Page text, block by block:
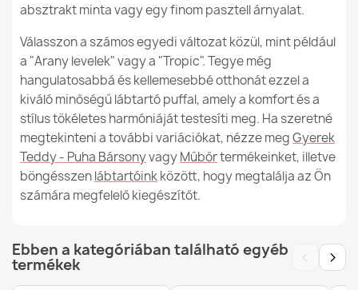
Kerek lábtartó puff - Yeti Műszőrme
12 990,00 Ft
absztrakt minta vagy egy finom pasztell árnyalat.
Válasszon a számos egyedi változat közül, mint például
a "Arany levelek" vagy a "Tropic". Tegye még
hangulatosabbá és kellemesebbé otthonát ezzel a
kiváló minőségű lábtartó puffal, amely a komfort és a
stílus tökéletes harmóniáját testesíti meg. Ha szeretné
megtekinteni a további variációkat, nézze megGyerek
Teddy - Puha BársonyvagyMűbőrtermékeinket, illetve
böngésszenlábtartóinkközött, hogy megtalálja az Ön
számára megfelelő kiegészítőt.
Ebben a kategóriában található egyéb
termékek ‹ ›